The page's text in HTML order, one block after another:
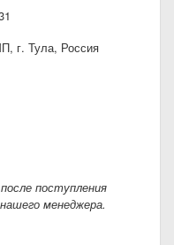
г. Тула, Россия
поступления
менеджера.